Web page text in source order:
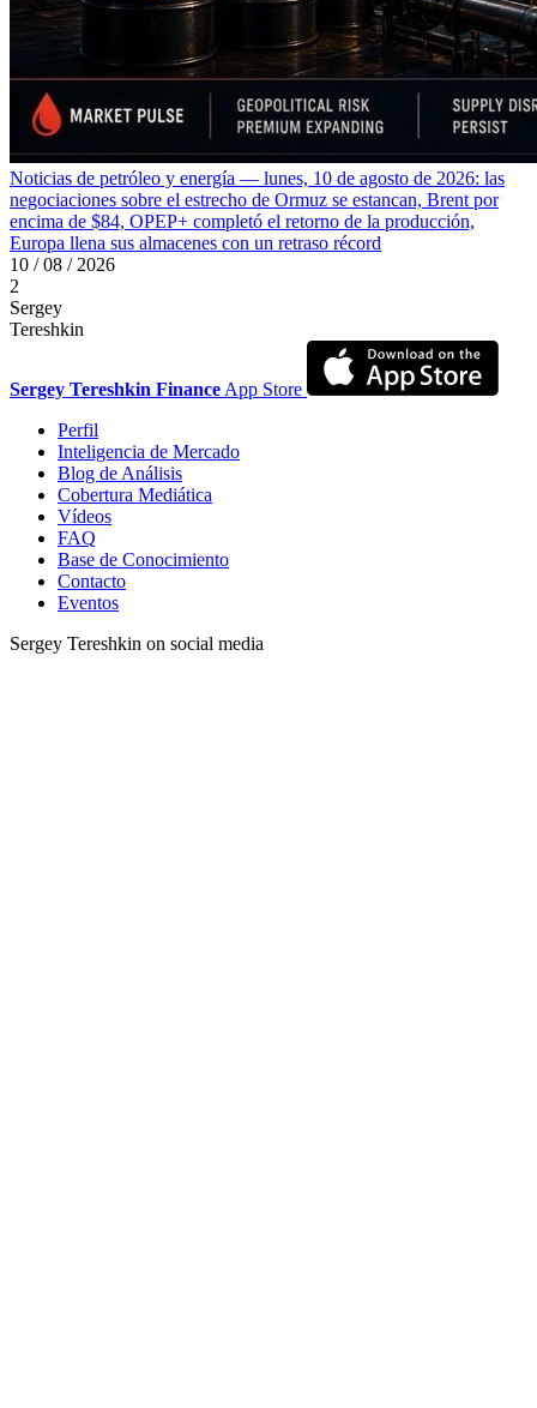
Noticias de petróleo y energía — lunes, 10 de agosto de 2026: las
negociaciones sobre el estrecho de Ormuz se estancan, Brent por
encima de $84, OPEP+ completó el retorno de la producción,
Europa llena sus almacenes con un retraso récord
10 / 08 / 2026
2
Sergey
Tereshkin
Sergey Tereshkin Finance App Store
Perfil
Inteligencia de Mercado
Blog de Análisis
Cobertura Mediática
Vídeos
FAQ
Base de Conocimiento
Contacto
Eventos
Sergey Tereshkin on social media